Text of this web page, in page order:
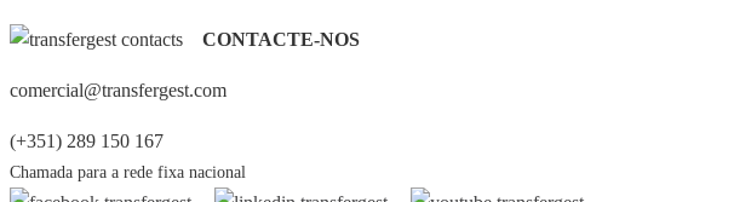
CONTACTE-NOS
comercial@transfergest.com
(+351) 289 150 167
Chamada para a rede fixa nacional